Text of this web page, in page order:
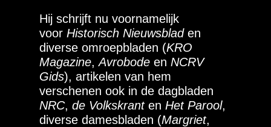
Hij schrijft nu voornamelijk
voor Historisch Nieuwsbladen
diverse omroepbladen (KRO
Magazine,Avrobode en NCRV
Gids), artikelen van hem
verschenen ook in de dagbladen
NRC, de Volkskranten Het Parool,
diverse damesbladen (Margriet,